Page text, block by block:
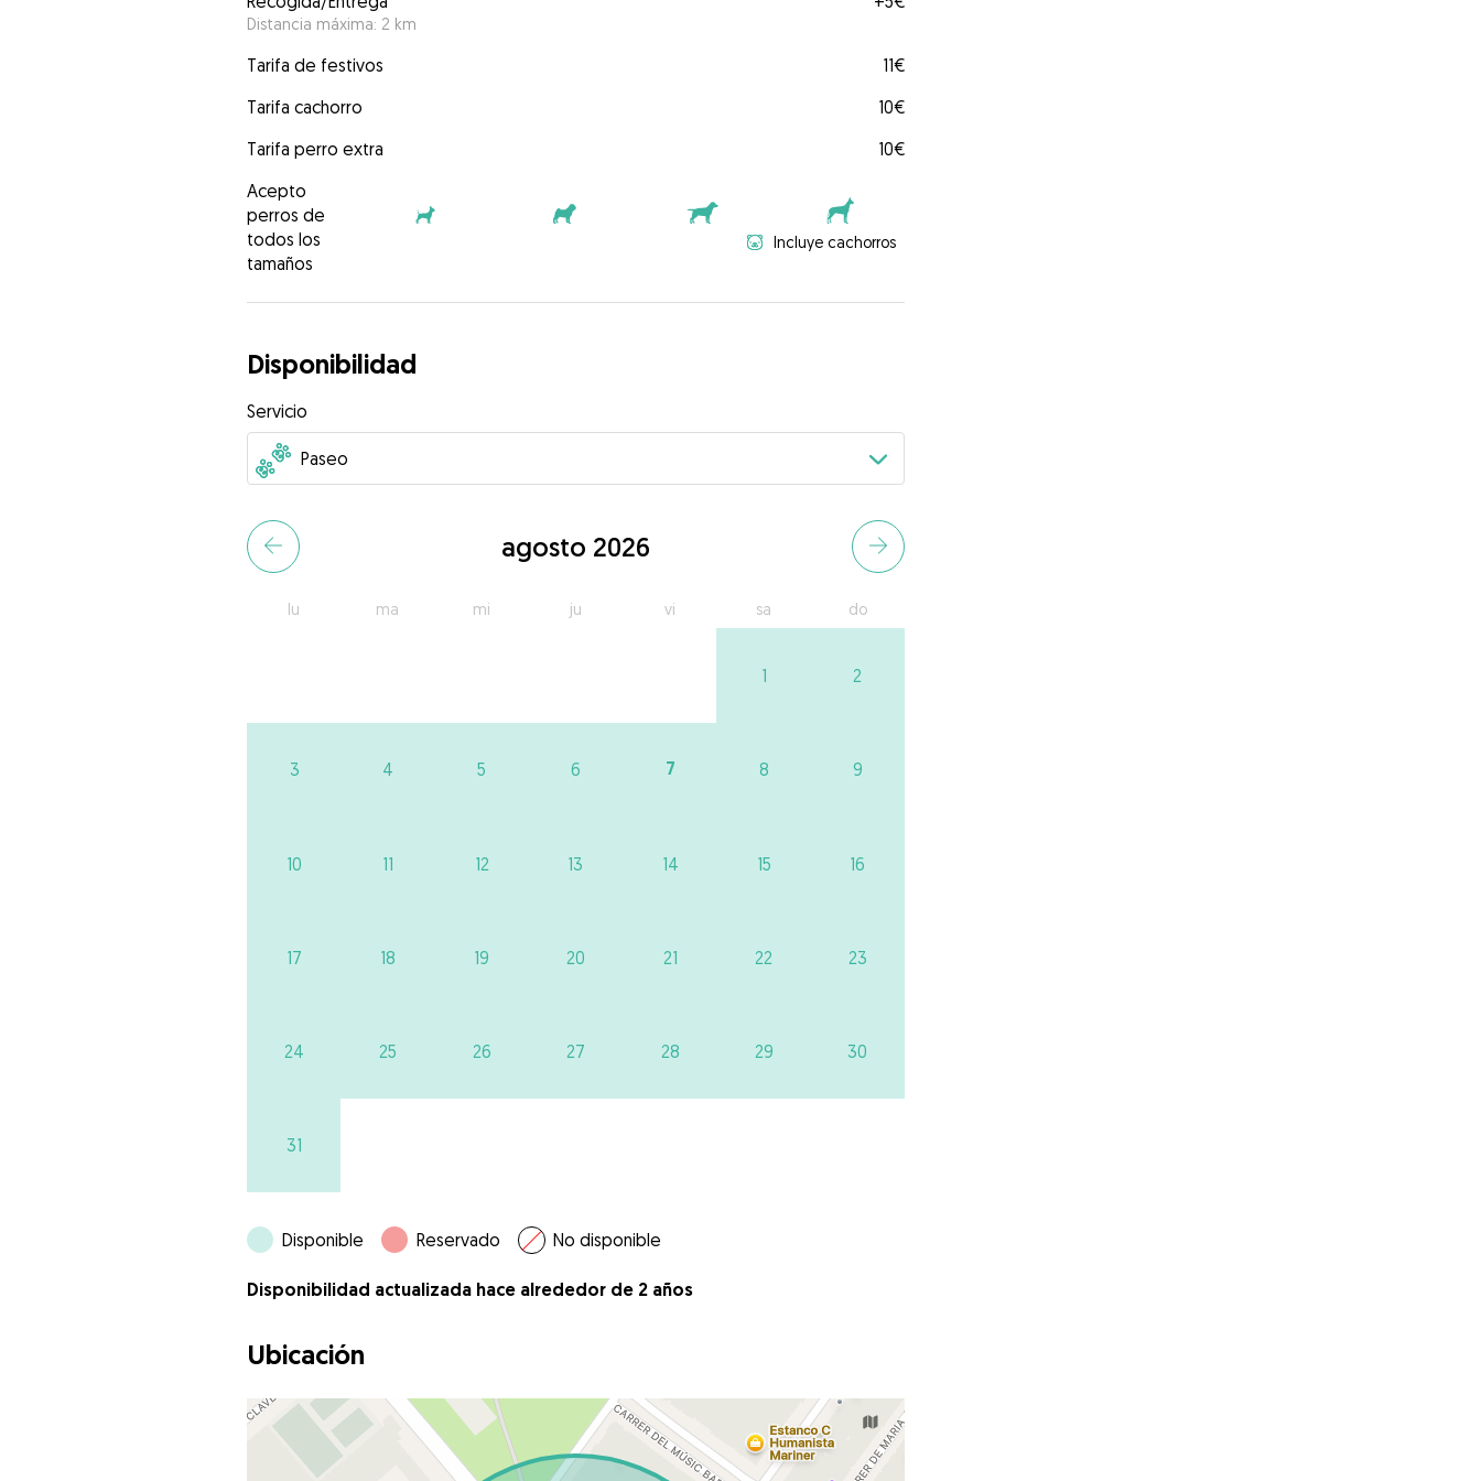
Distancia máxima: 2 km
Tarifa de festivos
11€
Tarifa cachorro
10€
Tarifa perro extra
10€
Acepto
perros de
todos los
tamaños
Incluye cachorros
Disponibilidad
Servicio
agosto 2026
lu ma mi ju vi sa do
1 2
3 4 5 6 7 8 9
10 11 12 13 14 15 16
17 18 19 20 21 22 23
24 25 26 27 28 29 30
31
Disponible Reservado No disponible
Disponibilidad actualizada hace alrededor de 2 años
Ubicación